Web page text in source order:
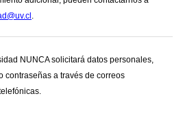
.
NUNCA solicitará datos personales,
contraseñas a través de correos